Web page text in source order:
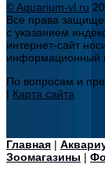
© Aquarium-vl.ru
Все права
с указанием
интернет-сайт
информационный
По вопросам и
| Карта сайта
Главная |
Зоомагазины |